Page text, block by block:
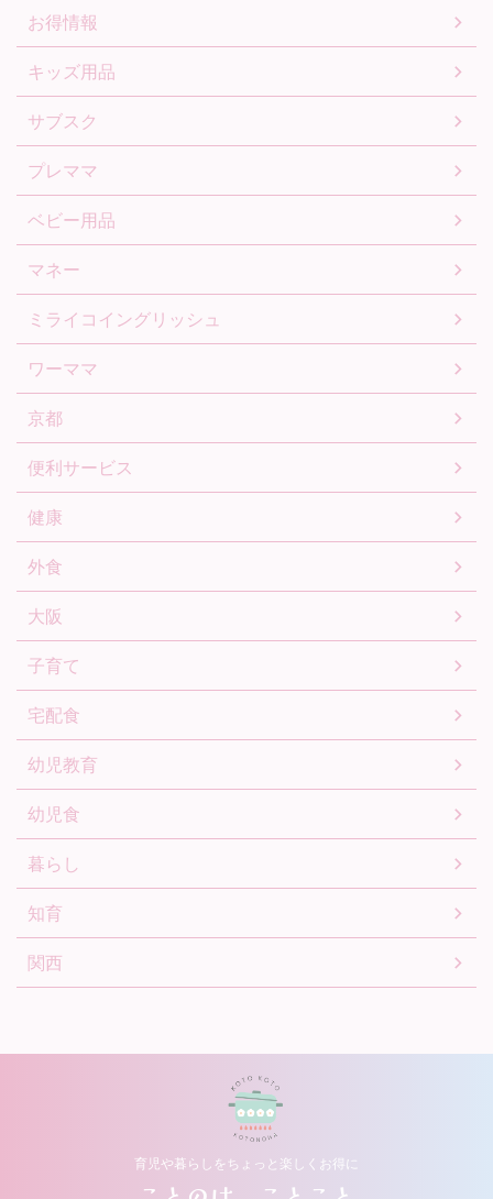
お得情報
キッズ用品
サブスク
プレママ
ベビー用品
マネー
ミライコイングリッシュ
ワーママ
京都
便利サービス
健康
外食
大阪
子育て
宅配食
幼児教育
幼児食
暮らし
知育
関西
育児や暮らしをちょっと楽しくお得に